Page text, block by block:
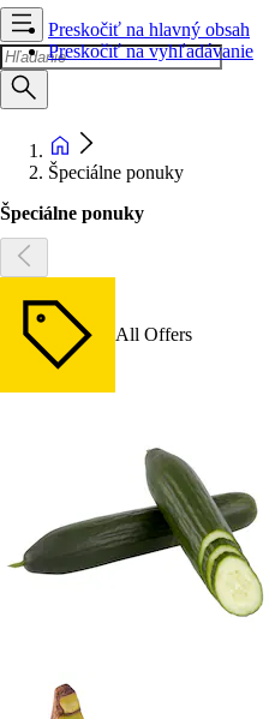
Preskočiť na hlavný obsah
Preskočiť na vyhľadávanie
Špeciálne ponuky
Špeciálne ponuky
All Offers